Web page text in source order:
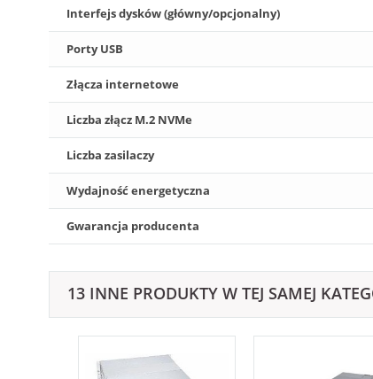
Interfejs dysków (główny/opcjonalny)
Porty USB
Złącza internetowe
Liczba złącz M.2 NVMe
Liczba zasilaczy
Wydajność energetyczna
Gwarancja producenta
13 INNE PRODUKTY W TEJ SAMEJ